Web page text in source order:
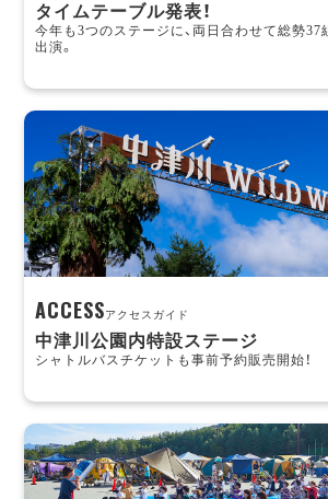
タイムテーブル発表！
今年も3つのステージに、両日合わせて総勢37
出演。
ACCESSアクセスガイド
中津川公園内特設ステージ
シャトルバスチケットも事前予約販売開始！